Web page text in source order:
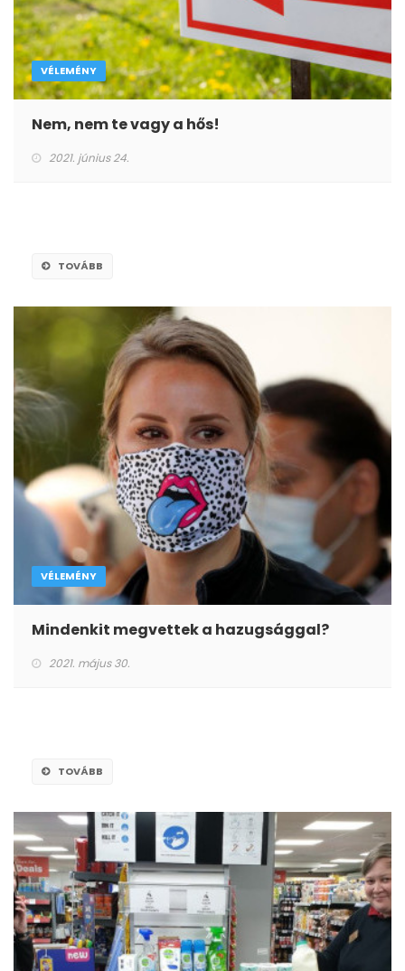
VÉLEMÉNY
Nem, nem te vagy a hős!
2021. június 24.
TOVÁBB
VÉLEMÉNY
Mindenkit megvettek a hazugsággal?
2021. május 30.
TOVÁBB